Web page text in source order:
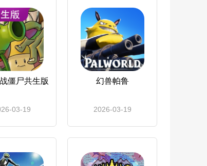
僵尸共生版
03-19
幻兽帕鲁
2026-03-19